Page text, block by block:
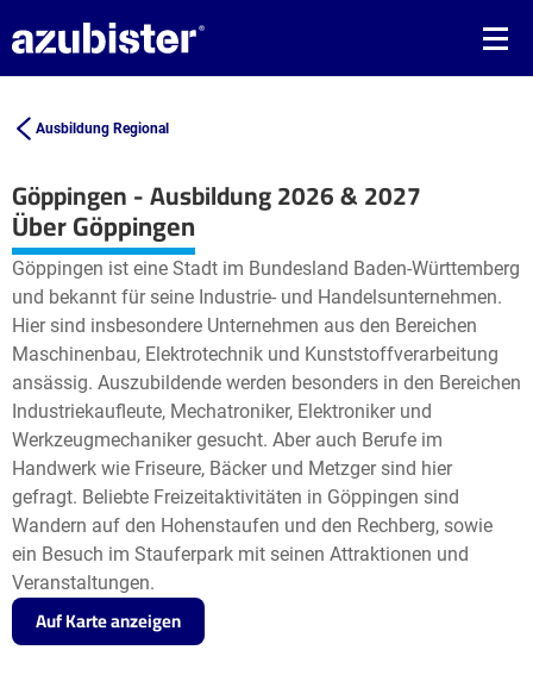
Ausbildung Regional
Göppingen - Ausbildung 2026 & 2027
+
−
Leaflet| ©OpenStreetMap2
Über Göppingen
Göppingen ist eine Stadt im Bundesland Baden-Württemberg
und bekannt für seine Industrie- und Handelsunternehmen.
Hier sind insbesondere Unternehmen aus den Bereichen
Maschinenbau, Elektrotechnik und Kunststoffverarbeitung
ansässig. Auszubildende werden besonders in den Bereichen
Industriekaufleute, Mechatroniker, Elektroniker und
Werkzeugmechaniker gesucht. Aber auch Berufe im
Handwerk wie Friseure, Bäcker und Metzger sind hier
gefragt. Beliebte Freizeitaktivitäten in Göppingen sind
Wandern auf den Hohenstaufen und den Rechberg, sowie
ein Besuch im Stauferpark mit seinen Attraktionen und
Veranstaltungen.
Auf Karte anzeigen